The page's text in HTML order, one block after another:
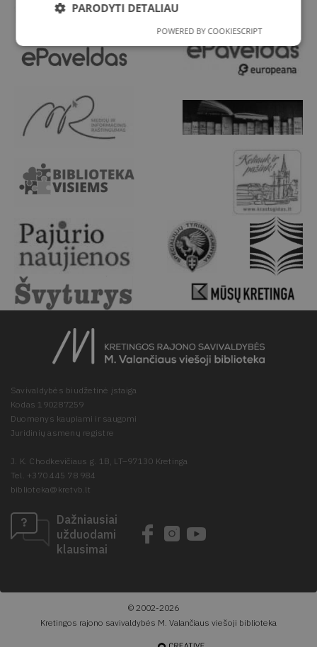
Savivaldybės biudžetinė įstaiga
Kodas 190287259
Duomenys kaupiami ir saugomi
Juridinių asmenų registre
J. K. Chodkevičiaus g. 1B, LT–97130 Kretinga
Tel. +370 445 78 984
biblioteka@kretvb.lt
Dažniausiai
užduodami
klausimai
© 2002-2026
Kretingos rajono savivaldybės M. Valančiaus viešoji biblioteka
PARODYTI DETALIAU
POWERED BY COOKIESCRIPT